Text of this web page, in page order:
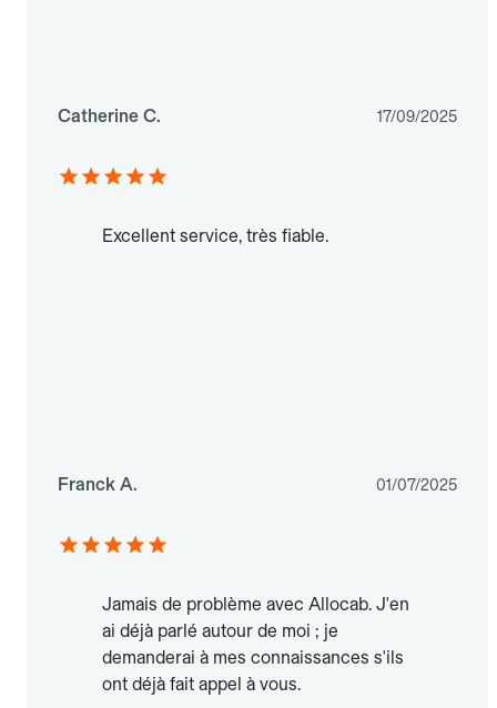
Catherine C. 17/09/2025
Excellent service, très fiable.
Franck A. 01/07/2025
Jamais de problème avec Allocab. J'en
ai déjà parlé autour de moi ; je
demanderai à mes connaissances s'ils
ont déjà fait appel à vous.